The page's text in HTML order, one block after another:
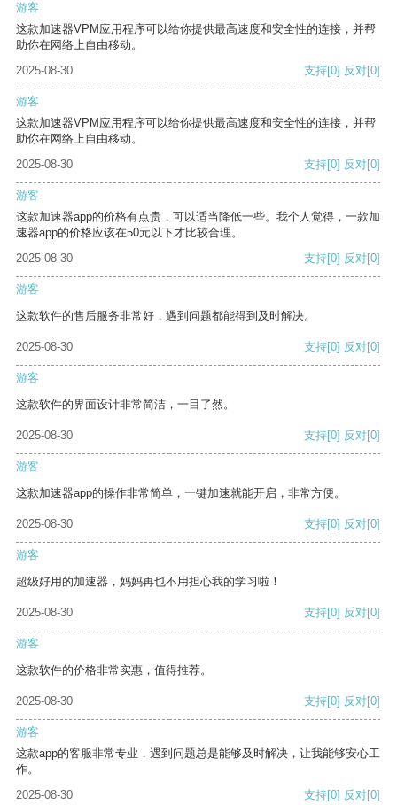
游客
这款加速器VPM应用程序可以给你提供最高速度和安全性的连接，并帮
助你在网络上自由移动。
2025-08-30
支持[0] 反对[0]
游客
这款加速器VPM应用程序可以给你提供最高速度和安全性的连接，并帮
助你在网络上自由移动。
2025-08-30
支持[0] 反对[0]
游客
这款加速器app的价格有点贵，可以适当降低一些。我个人觉得，一款加
速器app的价格应该在50元以下才比较合理。
2025-08-30
支持[0] 反对[0]
游客
这款软件的售后服务非常好，遇到问题都能得到及时解决。
2025-08-30 支持[0] 反对[0]
游客
这款软件的界面设计非常简洁，一目了然。
2025-08-30 支持[0] 反对[0]
游客
这款加速器app的操作非常简单，一键加速就能开启，非常方便。
2025-08-30 支持[0] 反对[0]
游客
超级好用的加速器，妈妈再也不用担心我的学习啦！
2025-08-30 支持[0] 反对[0]
游客
这款软件的价格非常实惠，值得推荐。
2025-08-30 支持[0] 反对[0]
游客
这款app的客服非常专业，遇到问题总是能够及时解决，让我能够安心工
作。
2025-08-30
支持[0] 反对[0]